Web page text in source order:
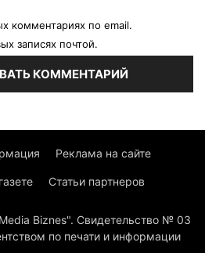
комментариях по email.
записях почтой.
Реклама на сайте
Статьи партнеров
Biznes". Свидетельство № 03
по печати и информации